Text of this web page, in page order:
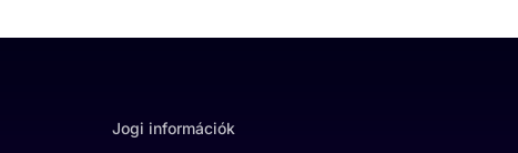
Jogi információk